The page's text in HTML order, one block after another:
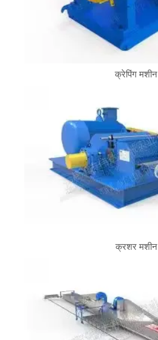
क्रेपिंग मशीन
क्रशर मशीन